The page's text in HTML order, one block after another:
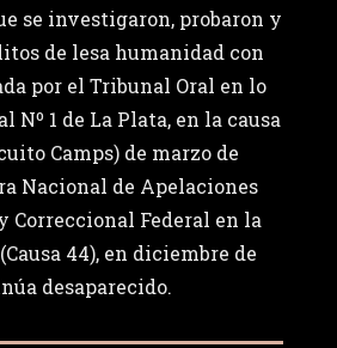
se investigaron, probaron y
de lesa humanidad con
por el Tribunal Oral en lo
Nº 1 de La Plata, en la causa
Camps) de marzo de
Nacional de Apelaciones
Correccional Federal en la
44), en diciembre de
desaparecido.